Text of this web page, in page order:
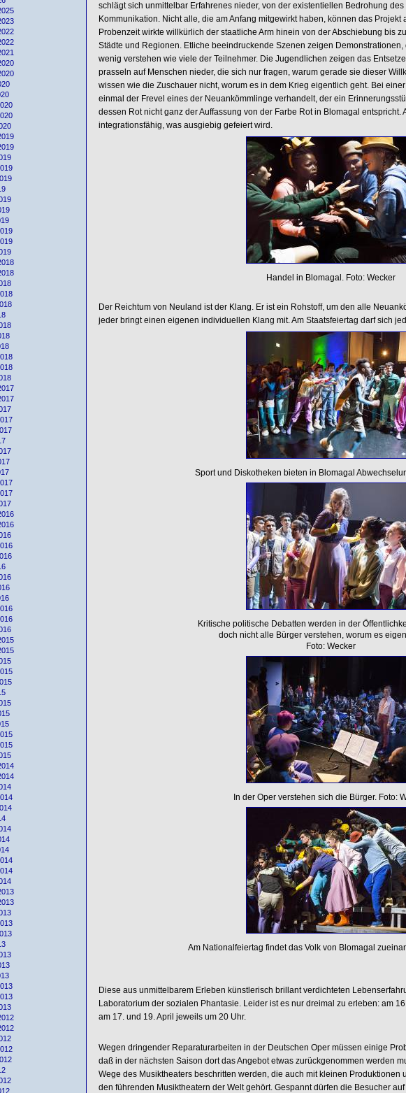
schlägt sich unmittelbar Erfahrenes nieder, von der existentiellen Bedrohung
Kommunikation. Nicht alle, die am Anfang mitgewirkt haben, können das
Probenzeit wirkte willkürlich der staatliche Arm hinein von der Abschiebung bis
Städte und Regionen. Etliche beeindruckende Szenen zeigen
wenig verstehen wie viele der Teilnehmer. Die Jugendlichen zeigen das
prasseln auf Menschen nieder, die sich nur fragen, warum gerade sie dieser
wissen wie die Zuschauer nicht, worum es in dem Krieg eigentlich geht. Bei
einmal der Frevel eines der Neuankömmlinge verhandelt, der ein
dessen Rot nicht ganz der Auffassung von der Farbe Rot in Blomagal entspricht.
integrationsfähig, was ausgiebig gefeiert wird.
Handel in Blomagal. Foto: Wecker
Der Reichtum von Neuland ist der Klang. Er ist ein Rohstoff, um den alle
jeder bringt einen eigenen individuellen Klang mit. Am Staatsfeiertag darf sich
Sport und Diskotheken bieten in Blomagal
Kritische politische Debatten werden in der
doch nicht alle Bürger verstehen, worum es
Foto: Wecker
In der Oper verstehen sich die Bürger. Foto:
Am Nationalfeiertag findet das Volk von Blomagal
Diese aus unmittelbarem Erleben künstlerisch brillant verdichteten
Laboratorium der sozialen Phantasie. Leider ist es nur dreimal zu erleben: am
am 17. und 19. April jeweils um 20 Uhr.
Wegen dringender Reparaturarbeiten in der Deutschen Oper müssen einige
daß in der nächsten Saison dort das Angebot etwas zurückgenommen werden
Wege des Musiktheaters beschritten werden, die auch mit kleinen Produktionen
den führenden Musiktheatern der Welt gehört. Gespannt dürfen die Besucher